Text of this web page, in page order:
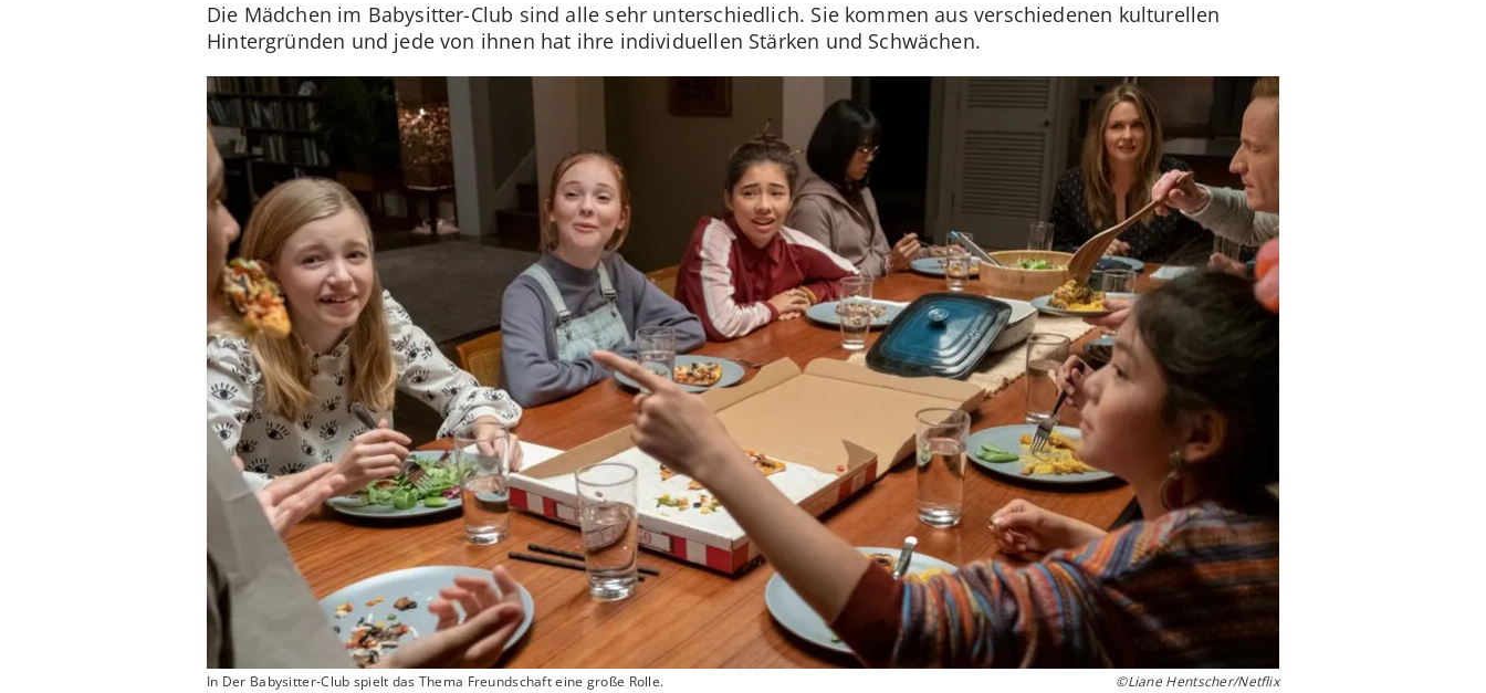
Die Mädchen im Babysitter-Club sind alle sehr unterschiedlich. Sie kommen aus verschiedenen kulturellen
Hintergründen und jede von ihnen hat ihre individuellen Stärken und Schwächen.
In Der Babysitter-Club spielt das Thema Freundschaft eine große Rolle. ©Liane Hentscher/Netflix